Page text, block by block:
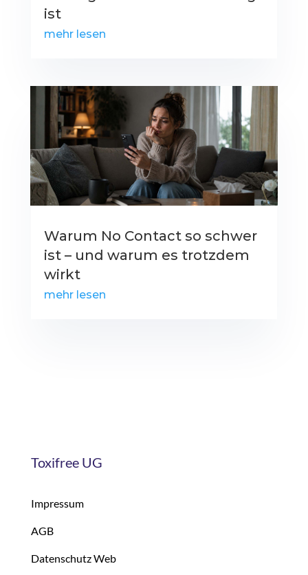
ist
mehr lesen
Warum No Contact so schwer
ist – und warum es trotzdem
wirkt
mehr lesen
Toxifree UG
Impressum
AGB
Datenschutz Web